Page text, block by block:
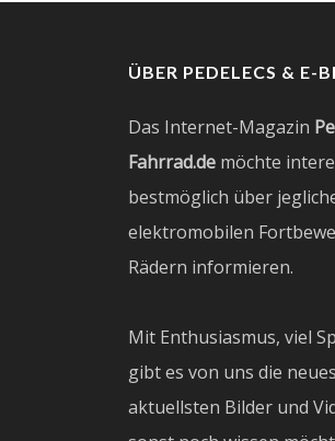
ÜBER PEDELECS & E-
Das Internet-Magazin
Fahrrad.de möchte
bestmöglich über
elektromobilen
Rädern informieren.
Mit Enthusiasmus, viel
gibt es von uns die
aktuellsten Bilder und